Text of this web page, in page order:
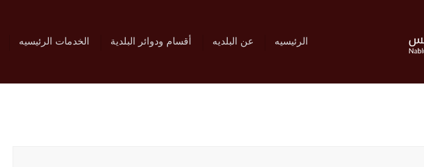
الرئيسيه عن البلديه أقسام ودوائر البلدية الخدمات الرئيسيه